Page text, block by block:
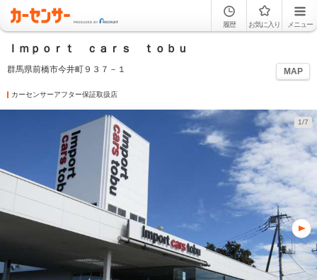
履歴 お気に入り メニュー
Ｉｍｐｏｒｔ ｃａｒｓ ｔｏｂｕ
群馬県前橋市今井町９３７－１ MAP
カーセンサーアフター保証取扱店
1/7